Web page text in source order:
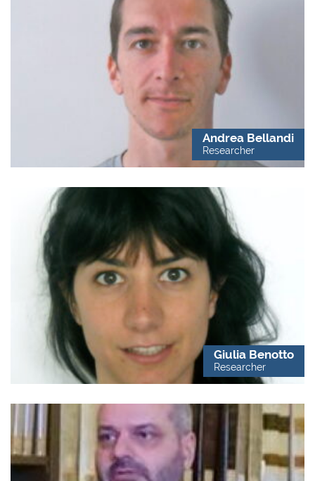
Andrea Bellandi
Researcher
Giulia Benotto
Researcher